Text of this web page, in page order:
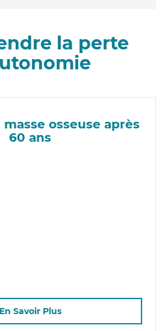
la perte
osseuse après
60 ans
En Savoir Plus